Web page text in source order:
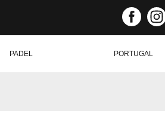
PADEL PORTUGAL